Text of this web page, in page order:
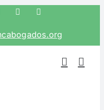
LinkedInCorreo